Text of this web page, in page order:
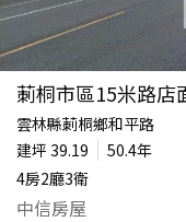
莿桐市區15米路店
雲林縣莿桐鄉和平路
建坪 39.19
50.4年
4房2廳3衛
中信房屋